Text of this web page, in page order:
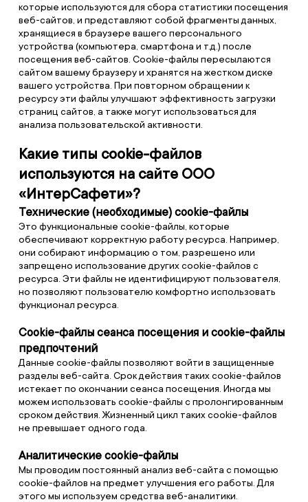
которые используются для сбора статистики посещения
веб-сайтов, и представляют собой фрагменты данных,
хранящиеся в браузере вашего персонального
устройства (компьютера, смартфона и т.д.) после
посещения веб-сайтов. Cookie-файлы пересылаются
сайтом вашему браузеру и хранятся на жестком диске
вашего устройства. При повторном обращении к
ресурсу эти файлы улучшают эффективность загрузки
страниц сайтов, а также могут использоваться для
анализа пользовательской активности.
Какие типы cookie-файлов
используются на сайте ООО
«ИнтерСафети»?
Технические (необходимые) cookie-файлы
Это функциональные cookie-файлы, которые
обеспечивают корректную работу ресурса. Например,
они собирают информацию о том, разрешено или
запрещено использование других cookie-файлов с
ресурса. Эти файлы не идентифицируют пользователя,
но позволяют пользователю комфортно использовать
функционал ресурса.
Cookie-файлы сеанса посещения и cookie-файлы
предпочтений
Данные cookie-файлы позволяют войти в защищенные
разделы веб-сайта. Срок действия таких cookie-файлов
истекает по окончании сеанса посещения. Иногда мы
можем использовать cookie-файлы с пролонгированным
сроком действия. Жизненный цикл таких cookie-файлов
не превышает одного года.
Аналитические cookie-файлы
Мы проводим постоянный анализ веб-сайта с помощью
cookie-файлов на предмет улучшения его работы. Для
этого мы используем средства веб-аналитики.